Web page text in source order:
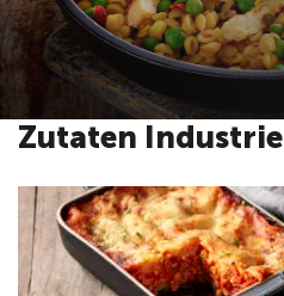
Zutaten Industrie